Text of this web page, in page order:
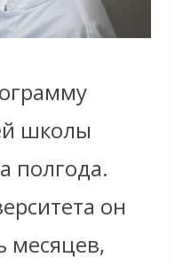
школы
полгода.
он
месяцев,